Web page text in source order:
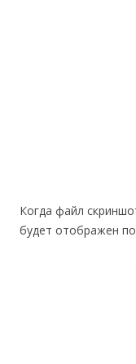
Когда файл
будет отображен